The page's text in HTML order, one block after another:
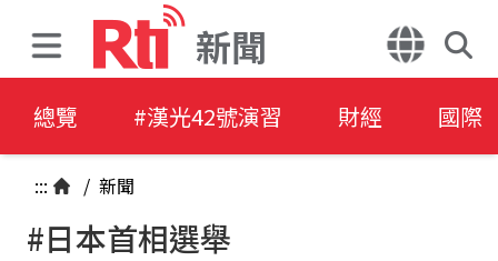
新聞
總覽 #漢光42號演習 財經 國際
::: / 新聞
#日本首相選舉